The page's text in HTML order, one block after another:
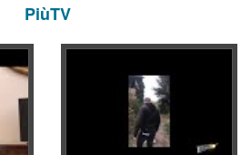
PiùTV